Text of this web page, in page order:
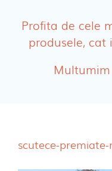
Absorbante Post-
Absorbante
Dischete alaptare
Profita de cele
produsele, cat
scutece-